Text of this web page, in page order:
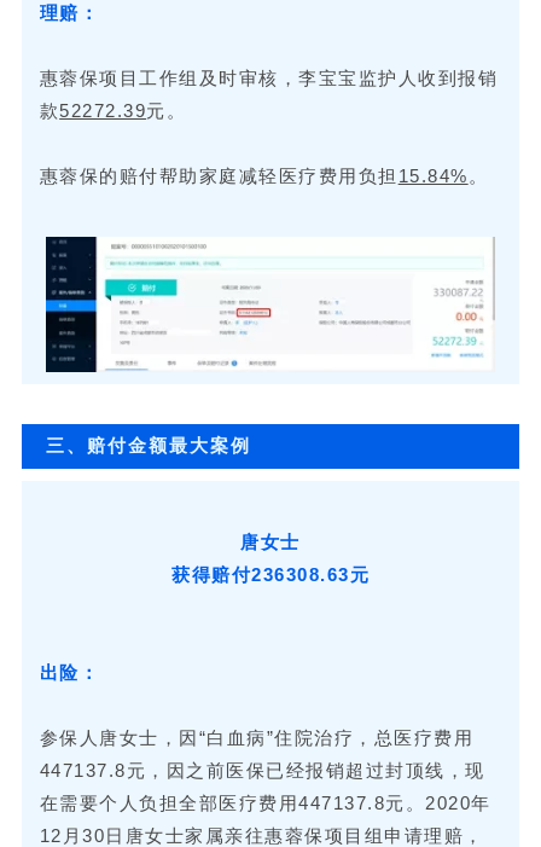
理赔：
惠蓉保项目工作组及时审核，李宝宝监护人收到报销
款52272.39元。
惠蓉保的赔付帮助家庭减轻医疗费用负担 15.84% 。
三、赔付金额最大案例
唐女士
获得赔付236308.63元
出险：
参保人唐女士，因“白血病”住院治疗，总医疗费用
447137.8元，因之前医保已经报销超过封顶线，现
在需要个人负担全部医疗费用447137.8元。2020年
12月30日唐女士家属亲往惠蓉保项目组申请理赔，